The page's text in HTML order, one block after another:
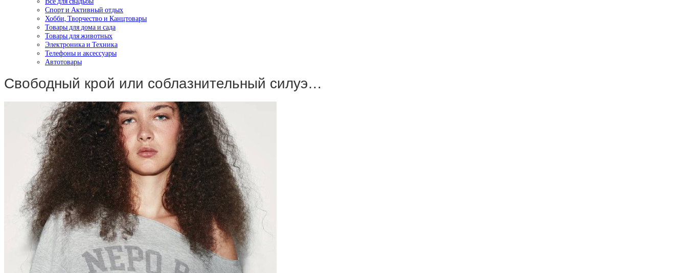
Спорт и Активный отдых
Хобби, Творчество и Канцтовары
Товары для дома и сада
Товары для животных
Электроника и Техника
Телефоны и аксессуары
Автотовары
Свободный крой или соблазнительный силуэ…